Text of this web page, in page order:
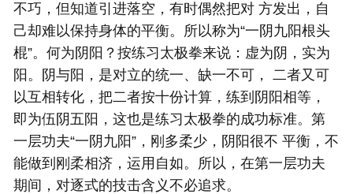
不巧，但知道引进落空，有时偶然把对 方发出，自
己却难以保持身体的平衡。所以称为“一阴九阳根头
棍”。何为阴阳？按练习 太极拳来说：虚为阴，实为
阳。阴与阳，是对立的统一、缺一不可， 二者又可
以互相转化，把二者按十份计算，练到阴阳相等，
即为伍阴五阳，这也是练习 太极拳的成功标准。第
一层功夫“一阴九阳”，刚多柔少，阴阳很不 平衡，不
能做到刚柔相济，运用自如。所以，在第一层功夫
期间，对逐式的技击含义不必追求。